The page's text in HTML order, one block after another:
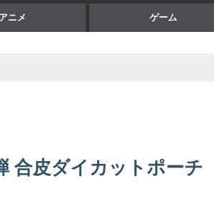
アニメ ゲーム
合皮ダイカットポーチ